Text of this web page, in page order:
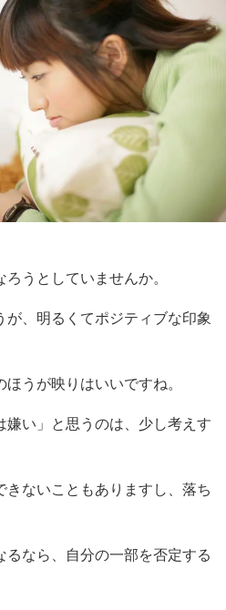
うとしていませんか。
が、明るくてポジティブな印象
うが映りはいいですね。
嫌い」と思うのは、少し考えす
きないこともありますし、落ち
るなら、自分の一部を否定する